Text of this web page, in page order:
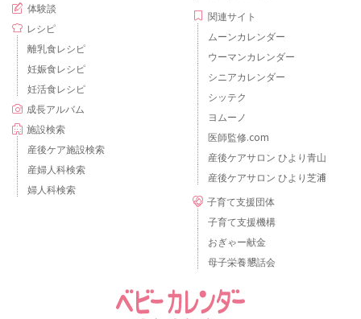
体験談
レシピ
離乳食レシピ
妊娠食レシピ
妊活食レシピ
成長アルバム
施設検索
産後ケア施設検索
産婦人科検索
婦人科検索
関連サイト
ムーンカレンダー
ウーマンカレンダー
シニアカレンダー
シッテク
ヨムーノ
医師監修.com
産後ケアサロン ひより青山
産後ケアサロン ひより芝浦
子育て支援団体
子育て支援機構
おぎゃー献金
母子栄養懇話会